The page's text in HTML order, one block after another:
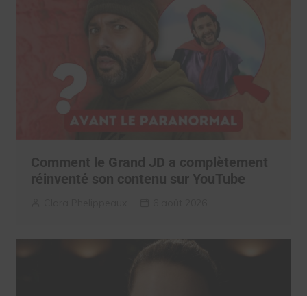
Comment le Grand JD a complètement
réinventé son contenu sur YouTube